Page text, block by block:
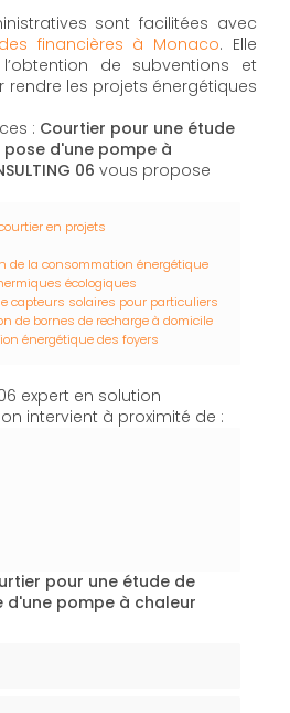
sont facilitées avec
financières à Monaco. Elle
de subventions et
rendre les projets énergétiques
: Courtier pour une étude
d'une pompe à
06 vous propose
en projets
de la consommation énergétique
écologiques
capteurs solaires pour particuliers
de bornes de recharge à domicile
énergétique des foyers
06 expert en solution
intervient à proximité de :
pour une étude de
d'une pompe à chaleur